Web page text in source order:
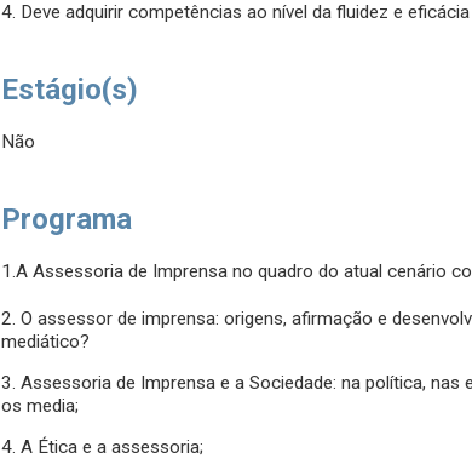
4. Deve adquirir competências ao nível da fluidez e
Estágio(s)
Não
Programa
1.A Assessoria de Imprensa no quadro do atual cenário
2. O assessor de imprensa: origens, afirmação e
mediático?
3. Assessoria de Imprensa e a Sociedade: na política,
os media;
4. A Ética e a assessoria;